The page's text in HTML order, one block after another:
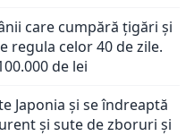
care cumpără țigări și
regula celor 40 de zile.
de lei
Japonia și se îndreaptă
și sute de zboruri și